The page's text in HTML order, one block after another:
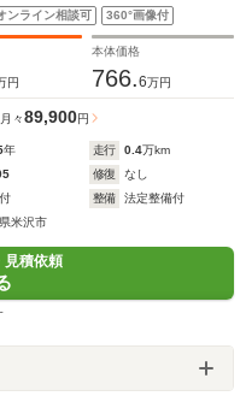
ルインナーミラー/パ
ト/純正AW/電動格納
ンライン相談可 360°画像付
円
本体価格
766.6万円
月々89,900円
年 走行 0.4万km
修復
なし
整備
法定整備付
米沢市
見積依頼